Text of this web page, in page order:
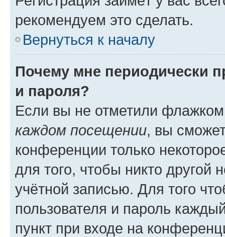
рекомендуем это сделать.
Вернуться к началу
Почему мне периодически
и пароля?
Если вы не отметили
каждом посещении, вы
конференции только
для того, чтобы никто другой
учётной записью. Для того
пользователя и пароль
пункт при входе на